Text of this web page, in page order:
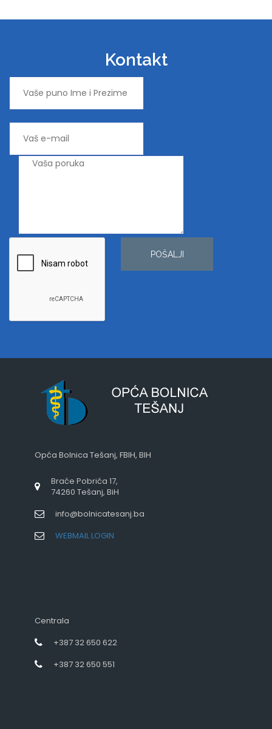
Kontakt
POŠALJI
Opća Bolnica Tešanj, FBIH, BIH
Braće Pobrića 17,
74260 Tešanj, BiH
info@bolnicatesanj.ba
WEBMAIL LOGIN
Centrala
+387 32 650 622
+387 32 650 551